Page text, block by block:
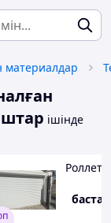
материалдар
ішінде
бастап